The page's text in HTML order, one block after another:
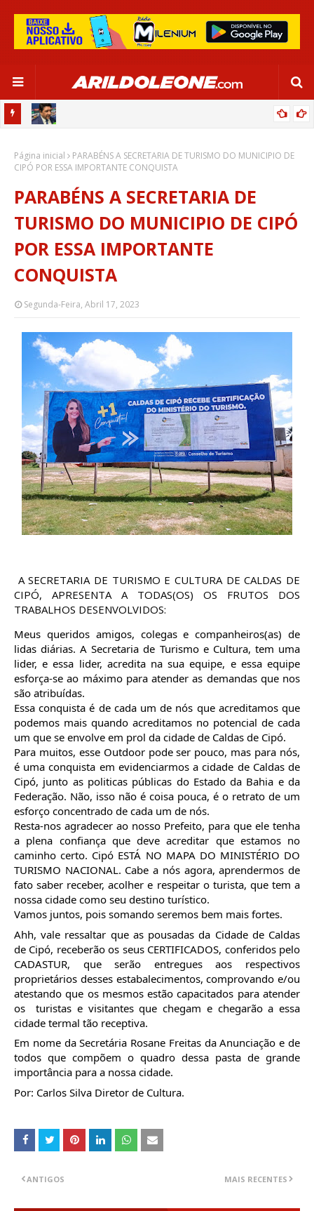
“SATISFAÇÃO MUITO GRANDE”
Página inicial
PARABÉNS A SECRETARIA DE TURISMO DO MUNICIPIO DE
CIPÓ POR ESSA IMPORTANTE CONQUISTA
PARABÉNS A SECRETARIA DE
TURISMO DO MUNICIPIO DE CIPÓ
POR ESSA IMPORTANTE
CONQUISTA
Segunda-Feira, Abril 17, 2023
A SECRETARIA DE TURISMO E CULTURA DE CALDAS DE
CIPÓ, APRESENTA A TODAS(OS) OS FRUTOS DOS
TRABALHOS DESENVOLVIDOS:
Meus queridos amigos, colegas e companheiros(as) de
lidas diárias. A Secretaria de Turismo e Cultura, tem uma
lider, e essa lider, acredita na sua equipe, e essa equipe
esforça-se ao máximo para atender as demandas que nos
são atribuídas.
Essa conquista é de cada um de nós que acreditamos que
podemos mais quando acreditamos no potencial de cada
um que se envolve em prol da cidade de Caldas de Cipó.
Para muitos, esse Outdoor pode ser pouco, mas para nós,
é uma conquista em evidenciarmos a cidade de Caldas de
Cipó, junto as politicas públicas do Estado da Bahia e da
Federação. Não, isso não é coisa pouca, é o retrato de um
esforço concentrado de cada um de nós.
Resta-nos agradecer ao nosso Prefeito, para que ele tenha
a plena confiança que deve acreditar que estamos no
caminho certo. Cipó ESTÁ NO MAPA DO MINISTÉRIO DO
TURISMO NACIONAL. Cabe a nós agora, aprendermos de
fato saber receber, acolher e respeitar o turista, que tem a
nossa cidade como seu destino turístico.
Vamos juntos, pois somando seremos bem mais fortes.
Ahh, vale ressaltar que as pousadas da Cidade de Caldas
de Cipó, receberão os seus CERTIFICADOS, conferidos pelo
CADASTUR, que serão entregues aos respectivos
proprietários desses estabalecimentos, comprovando e/ou
atestando que os mesmos estão capacitados para atender
os  turistas e visitantes que chegam e chegarão a essa
cidade termal tão receptiva.
Em nome da Secretária Rosane Freitas da Anunciação e de
todos que compõem o quadro dessa pasta de grande
importância para a nossa cidade.
Por: Carlos Silva Diretor de Cultura.
MAIS RECENTES
ANTIGOS